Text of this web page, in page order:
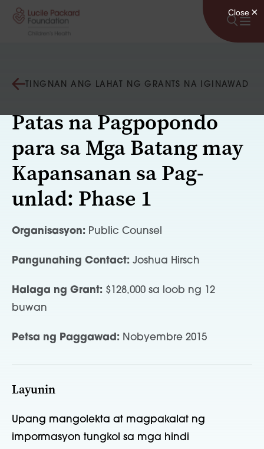
Lumaktaw sa nilalaman
TINGNAN ANG LAHAT NG GRANTS NA IGINAWAD
Patas na Pagpopondo
para sa Mga Batang may
Kapansanan sa Pag-
unlad: Phase 1
Organisasyon: Public Counsel
Pangunahing Contact: Joshua Hirsch
Halaga ng Grant: $128,000 sa loob ng 12
buwan
Petsa ng Paggawad: Nobyembre 2015
Layunin
Upang mangolekta at magpakalat ng
impormasyon tungkol sa mga hindi